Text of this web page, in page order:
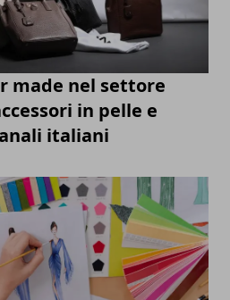
made nel settore
in pelle e
italiani